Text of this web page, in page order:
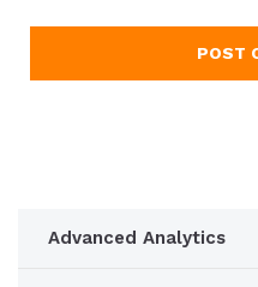
Advanced Analytics